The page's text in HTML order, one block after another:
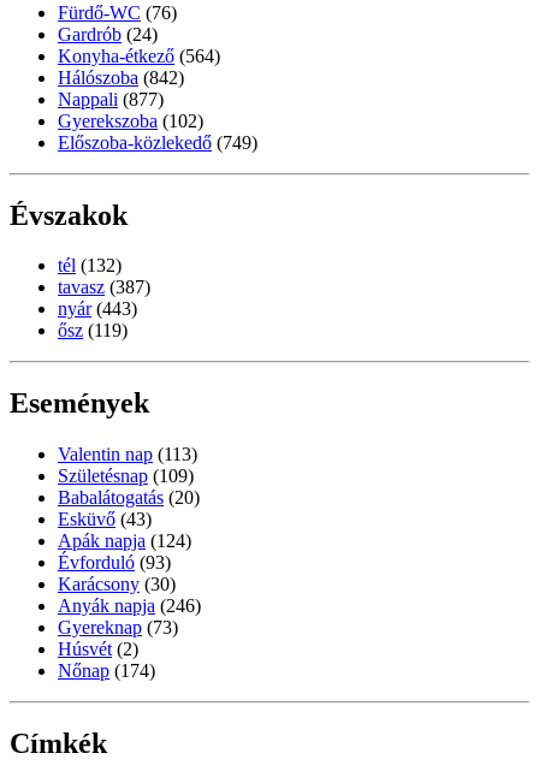
Fürdő-WC (76)
Gardrób (24)
Konyha-étkező (564)
Hálószoba (842)
Nappali (877)
Gyerekszoba (102)
Előszoba-közlekedő (749)
Évszakok
tél (132)
tavasz (387)
nyár (443)
ősz (119)
Események
Valentin nap (113)
Születésnap (109)
Babalátogatás (20)
Esküvő (43)
Apák napja (124)
Évforduló (93)
Karácsony (30)
Anyák napja (246)
Gyereknap (73)
Húsvét (2)
Nőnap (174)
Címkék